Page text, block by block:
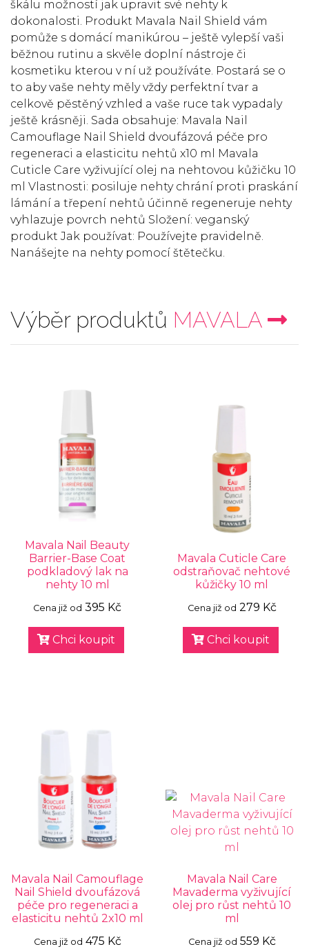
škálu možností jak upravit své nehty k
dokonalosti. Produkt Mavala Nail Shield vám
pomůže s domácí manikúrou – ještě vylepší vaši
běžnou rutinu a skvěle doplní nástroje či
kosmetiku kterou v ní už používáte. Postará se o
to aby vaše nehty měly vždy perfektní tvar a
celkově pěstěný vzhled a vaše ruce tak vypadaly
ještě krásněji. Sada obsahuje: Mavala Nail
Camouflage Nail Shield dvoufázová péče pro
regeneraci a elasticitu nehtů x10 ml Mavala
Cuticle Care vyživující olej na nehtovou kůžičku 10
ml Vlastnosti: posiluje nehty chrání proti praskání
lámání a třepení nehtů účinně regeneruje nehty
vyhlazuje povrch nehtů Složení: veganský
produkt Jak používat: Používejte pravidelně.
Nanášejte na nehty pomocí štětečku.
Výběr produktů MAVALA
Mavala Nail Beauty
Barrier-Base Coat
podkladový lak na
nehty 10 ml
Cena již od 395 Kč
Chci koupit
Mavala Cuticle Care
odstraňovač nehtové
kůžičky 10 ml
Cena již od 279 Kč
Chci koupit
Mavala Nail Camouflage
Nail Shield dvoufázová
péče pro regeneraci a
elasticitu nehtů 2x10 ml
Cena již od 475 Kč
Mavala Nail Care
Mavaderma vyživující
olej pro růst nehtů 10
ml
Cena již od 559 Kč